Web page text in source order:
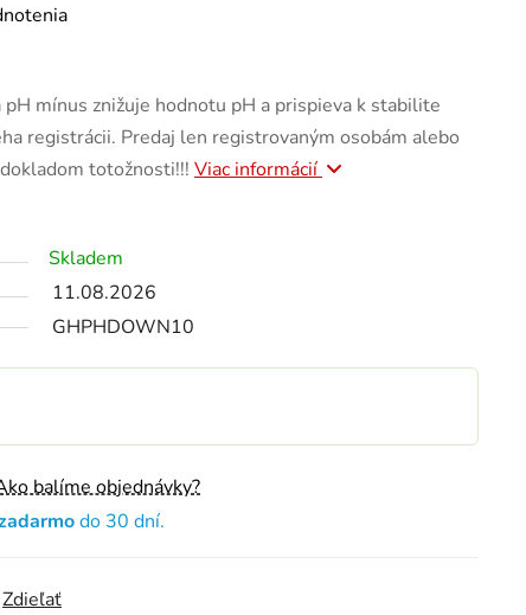
0,0 z 5 hviezdičiek.
mínus znižuje hodnotu pH a prispieva k stabilite
registrácii. Predaj len registrovaným osobám alebo
totožnosti!!! Viac informácií
Skladem
11.08.2026
GHPHDOWN10
balíme objednávky?
do 30 dní.
Zdieľať